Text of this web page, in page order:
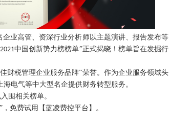
业高管、资深行业分析师以主题演讲、报告发布等
2021中国创新势力榜榜单”正式揭晓！榜单旨在发掘行
财税管理企业服务品牌”荣誉。作为企业服务领域头
电气等中大型名企提供财务转型服务。
围相关榜单。
”，免费试用【蓝凌费控平台】。